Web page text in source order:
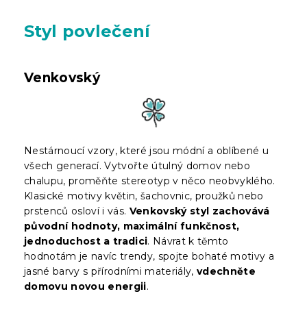
Styl povlečení
Venkovský
Nestárnoucí vzory, které jsou módní a oblíbené u
všech generací. Vytvořte útulný domov nebo
chalupu, proměňte stereotyp v něco neobvyklého.
Klasické motivy květin, šachovnic, proužků nebo
prstenců osloví i vás. Venkovský styl zachovává
původní hodnoty, maximální funkčnost,
jednoduchost a tradici. Návrat k těmto
hodnotám je navíc trendy, spojte bohaté motivy a
jasné barvy s přírodními materiály,vdechněte
domovu novou energii.